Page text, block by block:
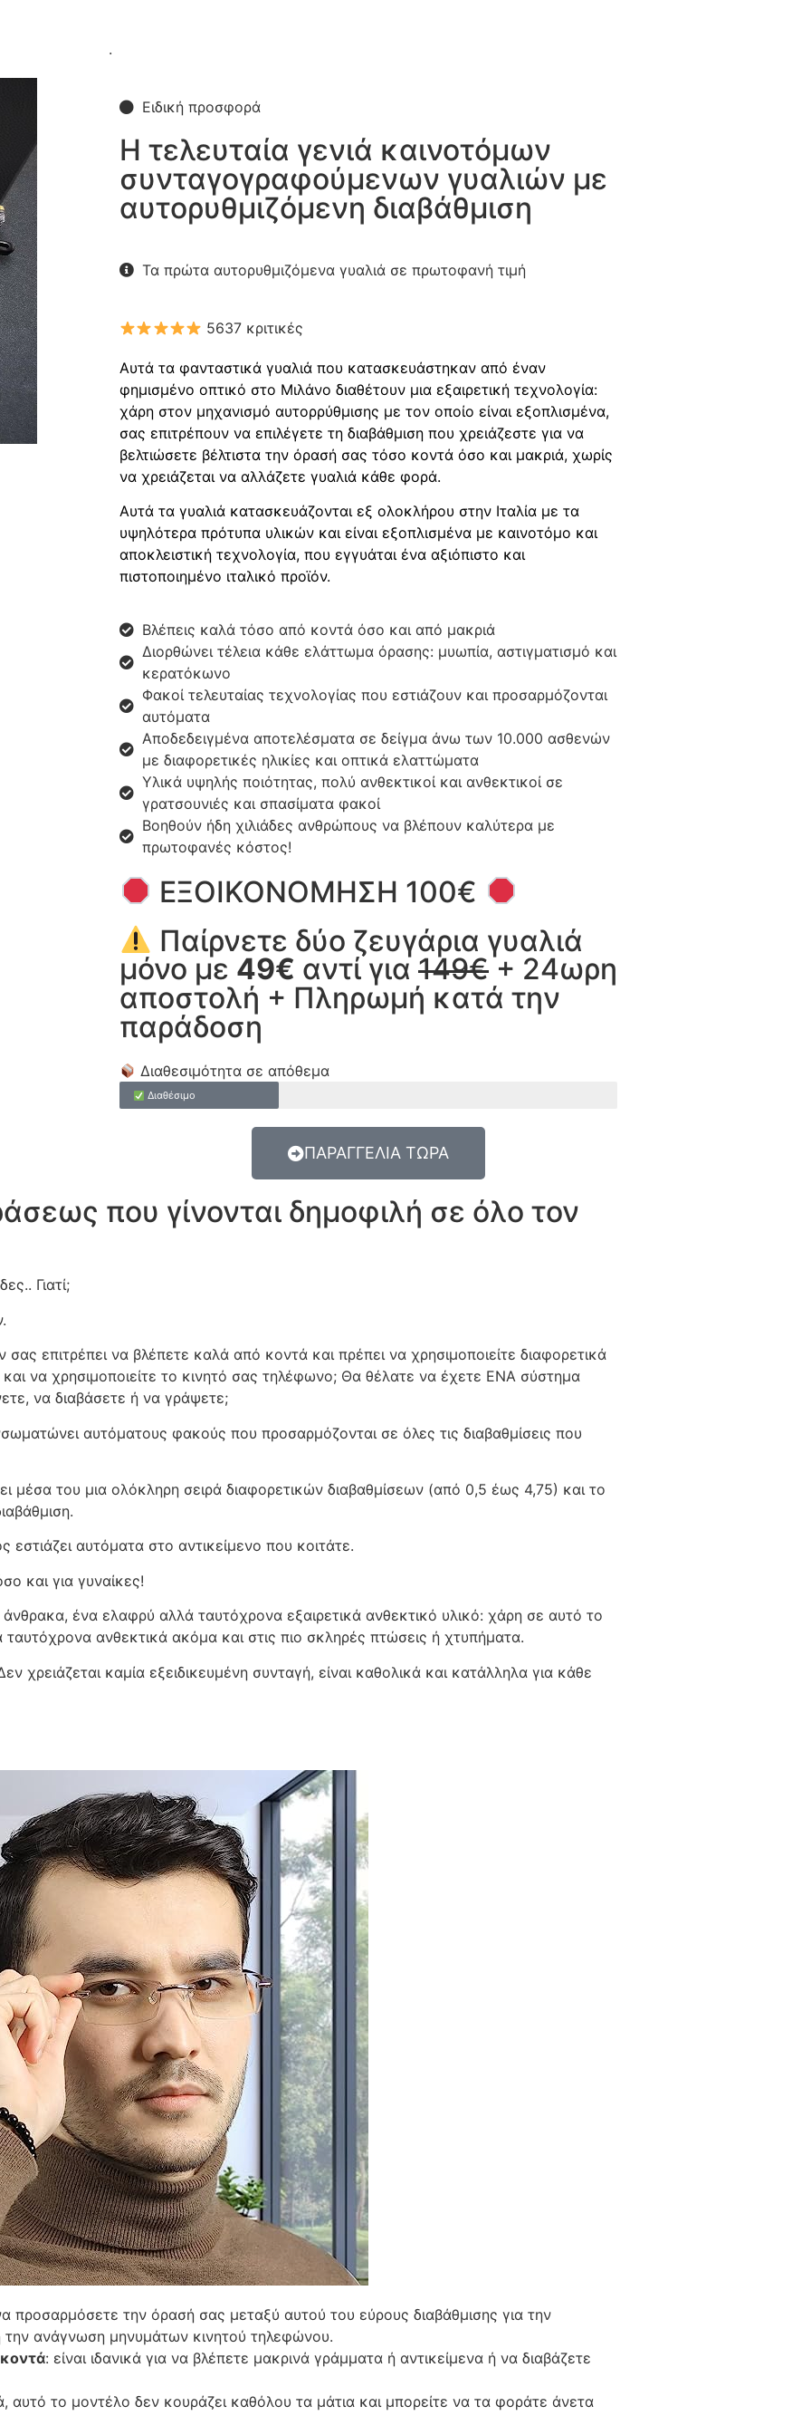
.
Ειδική προσφορά
Η τελευταία γενιά καινοτόμων
συνταγογραφούμενων γυαλιών με
αυτορυθμιζόμενη διαβάθμιση
Τα πρώτα αυτορυθμιζόμενα γυαλιά σε πρωτοφανή τιμή
5637 κριτικές
Αυτά τα φανταστικά γυαλιά που κατασκευάστηκαν από έναν
φημισμένο οπτικό στο Μιλάνο διαθέτουν μια εξαιρετική τεχνολογία:
χάρη στον μηχανισμό αυτορρύθμισης με τον οποίο είναι εξοπλισμένα,
σας επιτρέπουν να επιλέγετε τη διαβάθμιση που χρειάζεστε για να
βελτιώσετε βέλτιστα την όρασή σας τόσο κοντά όσο και μακριά, χωρίς
να χρειάζεται να αλλάζετε γυαλιά κάθε φορά.
Αυτά τα γυαλιά κατασκευάζονται εξ ολοκλήρου στην Ιταλία με τα
υψηλότερα πρότυπα υλικών και είναι εξοπλισμένα με καινοτόμο και
αποκλειστική τεχνολογία, που εγγυάται ένα αξιόπιστο και
πιστοποιημένο ιταλικό προϊόν.
Βλέπεις καλά τόσο από κοντά όσο και από μακριά
Διορθώνει τέλεια κάθε ελάττωμα όρασης: μυωπία, αστιγματισμό και
κερατόκωνο
Φακοί τελευταίας τεχνολογίας που εστιάζουν και προσαρμόζονται
αυτόματα
Αποδεδειγμένα αποτελέσματα σε δείγμα άνω των 10.000 ασθενών
με διαφορετικές ηλικίες και οπτικά ελαττώματα
Υλικά υψηλής ποιότητας, πολύ ανθεκτικοί και ανθεκτικοί σε
γρατσουνιές και σπασίματα φακοί
Βοηθούν ήδη χιλιάδες ανθρώπους να βλέπουν καλύτερα με
πρωτοφανές κόστος!
ΕΞΟΙΚΟΝΟΜΗΣΗ 100€
Παίρνετε δύο ζευγάρια γυαλιά
μόνο με 49€ αντί για149€+ 24ωρη
αποστολή + Πληρωμή κατά την
παράδοση
Διαθεσιμότητα σε απόθεμα
Διαθέσιμο
ΠΑΡΑΓΓΕΛΙΑ ΤΩΡΑ
που γίνονται δημοφιλή σε όλο τον
Γιατί;
επιτρέπει να βλέπετε καλά από κοντά και πρέπει να χρησιμοποιείτε διαφορετικά
και να χρησιμοποιείτε το κινητό σας τηλέφωνο; Θα θέλατε να έχετε ΕΝΑ σύστημα
να διαβάσετε ή να γράψετε;
αυτόματους φακούς που προσαρμόζονται σε όλες τις διαβαθμίσεις που
μέσα του μια ολόκληρη σειρά διαφορετικών διαβαθμίσεων (από 0,5 έως 4,75) και το
αυτόματα στο αντικείμενο που κοιτάτε.
και για γυναίκες!
ένα ελαφρύ αλλά ταυτόχρονα εξαιρετικά ανθεκτικό υλικό: χάρη σε αυτό το
ανθεκτικά ακόμα και στις πιο σκληρές πτώσεις ή χτυπήματα.
χρειάζεται καμία εξειδικευμένη συνταγή, είναι καθολικά και κατάλληλα για κάθε
προσαρμόσετε την όρασή σας μεταξύ αυτού του εύρους διαβάθμισης για την
ανάγνωση μηνυμάτων κινητού τηλεφώνου.
: είναι ιδανικά για να βλέπετε μακρινά γράμματα ή αντικείμενα ή να διαβάζετε
αυτό το μοντέλο δεν κουράζει καθόλου τα μάτια και μπορείτε να τα φοράτε άνετα